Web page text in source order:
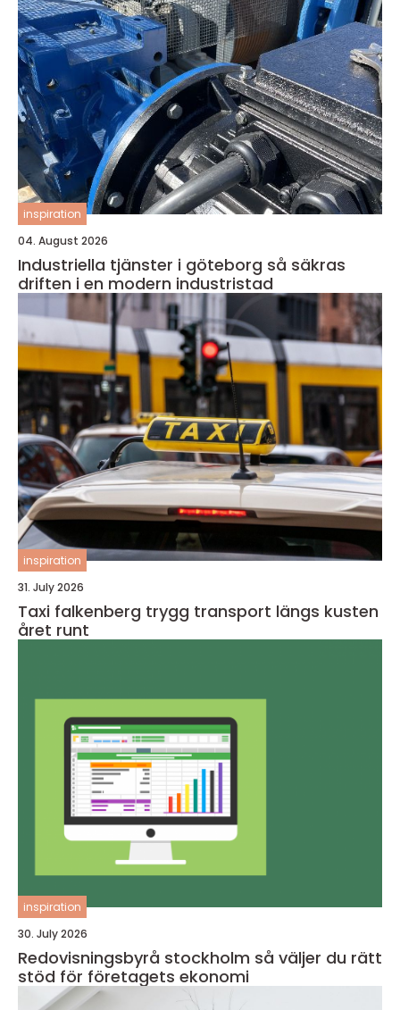
inspiration
04. August 2026
Industriella tjänster i göteborg så säkras
driften i en modern industristad
inspiration
31. July 2026
Taxi falkenberg trygg transport längs kusten
året runt
inspiration
30. July 2026
Redovisningsbyrå stockholm så väljer du rätt
stöd för företagets ekonomi